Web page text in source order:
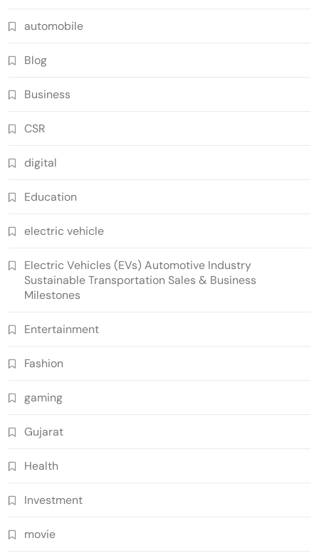
automobile
Blog
Business
CSR
digital
Education
electric vehicle
Electric Vehicles (EVs) Automotive Industry
Sustainable Transportation Sales & Business
Milestones
Entertainment
Fashion
gaming
Gujarat
Health
Investment
movie